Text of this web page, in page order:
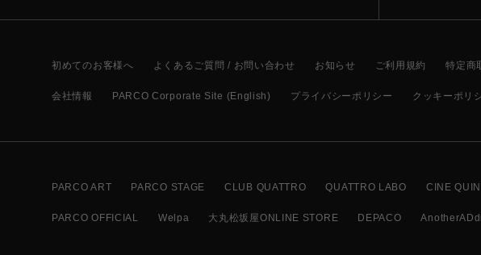
初めてのお客様へ よくあるご質問 / お問い合わせ お知らせ ご利用規約 特定商
会社情報 PARCO Corporate Site (English) プライバシーポリシー クッキーポリ
PARCO ART PARCO STAGE CLUB QUATTRO QUATTRO LABO CINE
PARCO OFFICIAL Welpa 大丸松坂屋ONLINE STORE DEPACO